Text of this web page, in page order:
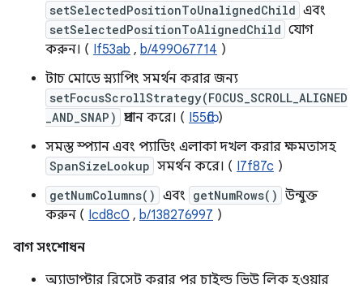
setSelectedPositionToUnalignedChild এবং
setSelectedPositionToAlignedChild যোগ
করুন। ( If53ab , b/499067714 )
টাচ মোডে স্ন্যাপিং সমর্থন করার জন্য
setFocusScrollStrategy(FOCUS_SCROLL_ALIGNED
_AND_SNAP) প্রদান করে। ( I55fbc)
সমস্ত স্প্যান এবং প্যাডিং এলাকা দখল করার ক্ষমতাসহ
SpanSizeLookup সমর্থন করে। ( I7f87c )
getNumColumns() এবং getNumRows() উন্মুক্ত
করুন ( Icd8c0 , b/138276997 )
বাগ সংশোধন
অ্যাডাপ্টার রিসেট করার পর চাইল্ড ভিউ লিক হওয়ার